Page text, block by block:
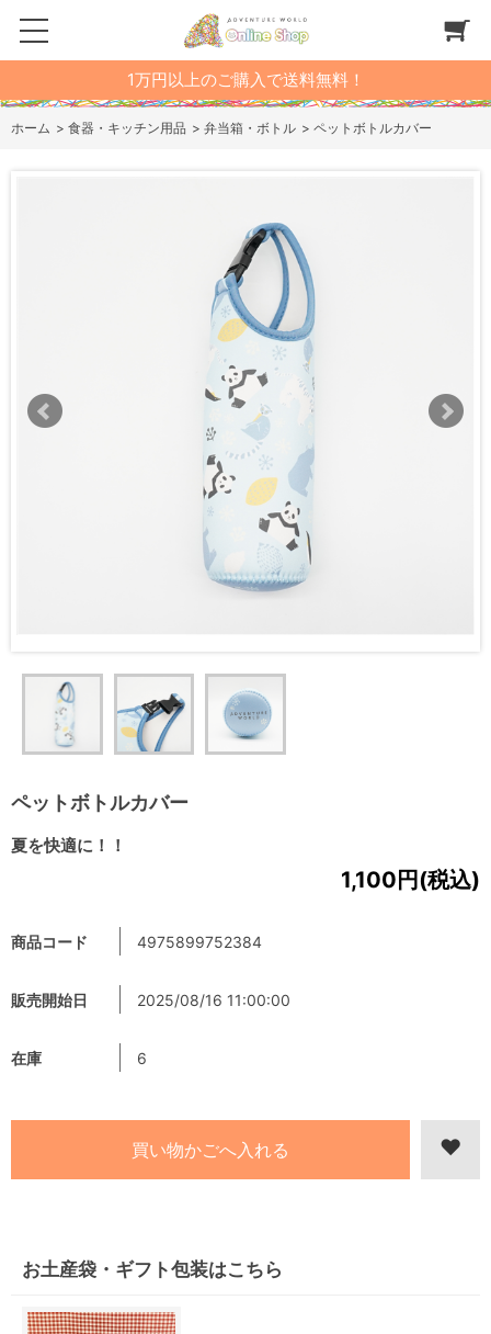
1万円以上のご購入で送料無料！
ホーム > 食器・キッチン用品 > 弁当箱・ボトル > ペットボトルカバー
ペットボトルカバー
夏を快適に！！
1,100円(税込)
商品コード 4975899752384
販売開始日 2025/08/16 11:00:00
在庫 6
お土産袋・ギフト包装はこちら